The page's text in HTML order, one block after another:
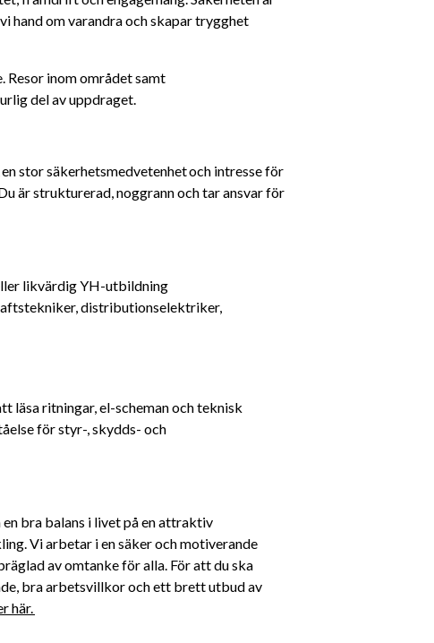
hand om varandra och skapar trygghet
Resor inom området samt
del av uppdraget.
en stor säkerhetsmedvetenhet och intresse för
är strukturerad, noggrann och tar ansvar för
likvärdig YH-utbildning
distributionselektriker,
läsa ritningar, el-scheman och teknisk
för styr-, skydds- och
bra balans i livet på en attraktiv
Vi arbetar i en säker och motiverande
av omtanke för alla. För att du ska
bra arbetsvillkor och ett brett utbud av
här.